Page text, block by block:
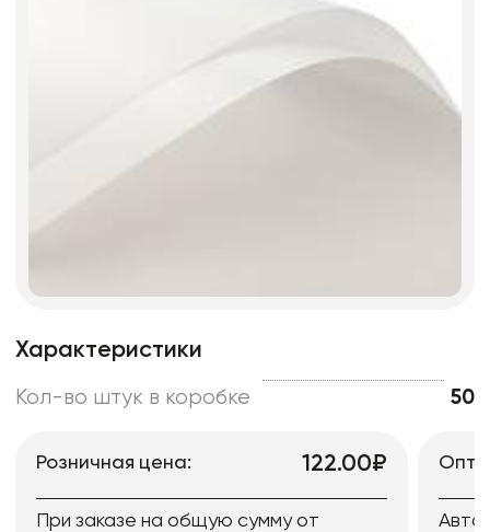
Характеристики
Кол-во штук в коробке 50
Розничная цена: 122.00₽
При заказе на общую сумму от